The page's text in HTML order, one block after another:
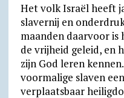
Het volk Israël heeft
slavernij en
maanden daarvoor
de vrijheid geleid, en
zijn God leren
voormalige slaven
verplaatsbaar